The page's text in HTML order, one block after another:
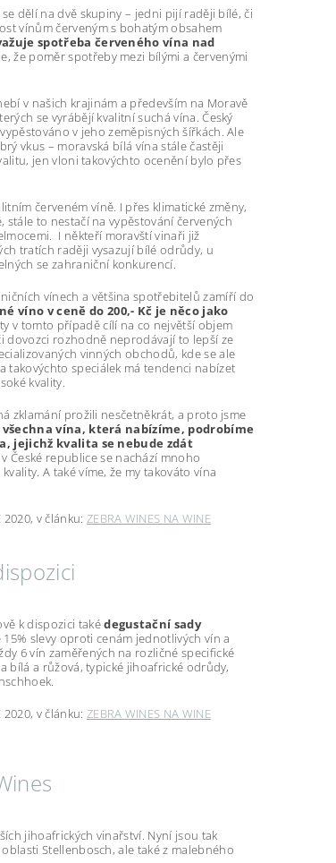
dělí na dvě skupiny – jedni pijí raději bílé, či
vínům červeným s bohatým obsahem
spotřeba červeného vína nad
že poměr spotřeby mezi bílými a červenými
v našich krajinám a především na Moravě
se vyrábějí kvalitní suchá vína. Český
v jeho zeměpisných šířkách. Ale
vkus – moravská bílá vína stále častěji
jen vloni takovýchto ocenění bylo přes
červeném víně. I přes klimatické změny,
to nestačí na vypěstování červených
I někteří moravští vinaři již
tratích raději vysazují bílé odrůdy, u
se zahraniční konkurencí.
vínech a většina spotřebitelů zamíří do
víno v ceně do 200,- Kč je něco jako
v tomto případě cílí na co největší objem
dovozci rozhodně neprodávají to lepší ze
vinných obchodů, kde se ale
speciálek má tendenci nabízet
kvality.
zklamání prožili nesčetněkrát, a proto jsme
všechna vína, která nabízíme, podrobíme
jejichž kvalita se nebude zdát
v České republice se nachází mnoho
A také víme, že my takováto vína
2020, v článku: ZEBRA WINES NA WINE
k dispozici takédegustační sady
slevy oproti cenám jednotlivých vín a
6 vín zaměřených na rozličné specifické
bílá a růžová, typické jihoafrické odrůdy,
2020, v článku: ZEBRA WINES NA WINE
jihoafrických vinařství. Nyní jsou tak
Stellenbosch, ale také z malebného